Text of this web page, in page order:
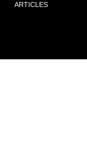
ARTICLES